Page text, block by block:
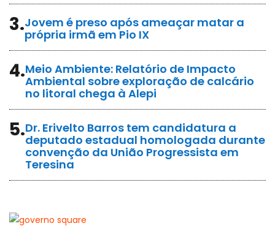
3.Jovem é preso após ameaçar matar a
própria irmã em Pio IX
4.Meio Ambiente: Relatório de Impacto
Ambiental sobre exploração de calcário
no litoral chega à Alepi
5.Dr. Erivelto Barros tem candidatura a
deputado estadual homologada durante
convenção da União Progressista em
Teresina